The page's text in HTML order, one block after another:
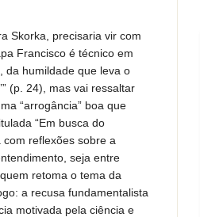
Skorka, precisaria vir com
Francisco é técnico em
da humildade que leva o
(p. 24), mas vai ressaltar
“arrogância” boa que
“Em busca do
reflexões sobre a
seja entre
retoma o tema da
a recusa fundamentalista
motivada pela ciência e